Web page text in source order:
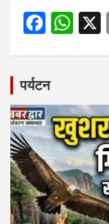
F
b
o
o
k
W
A
p
p
पर्यटन